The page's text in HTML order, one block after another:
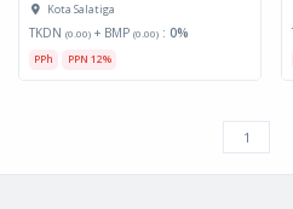
Kota Salatiga
TKDN (0.00) + BMP (0.00) : 0%
PPh PPN 12%